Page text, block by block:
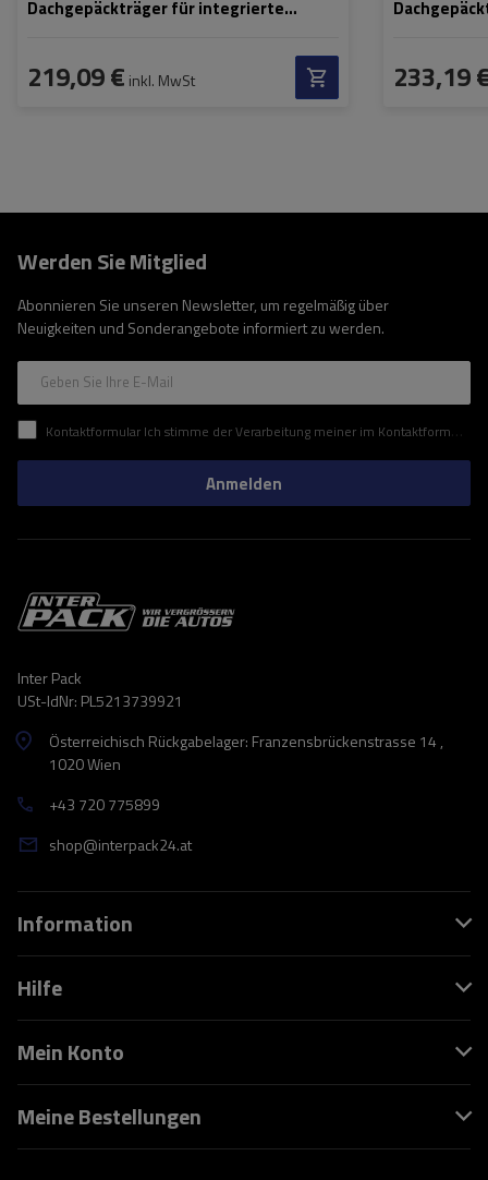
Dachgepäckträger für integrierte
219,09 € inkl. MwSt 233,19
Werden Sie Mitglied
Abonnieren Sie unseren Newsletter, um regelmäßig über
Neuigkeiten und Sonderangebote informiert zu werden.
Geben Sie Ihre E-Mail
Kontaktformular Ich stimme der Verarbeitung meiner im Kontaktformular enthaltenen personenbezogenen Daten gemäß der Verordnung (EU) des Europäischen Parlaments und des Rates zu.
Anmelden
Inter Pack
USt-IdNr: PL5213739921
Österreichisch Rückgabelager: Franzensbrückenstrasse 14 ,
1020 Wien
+43 720 775899
shop@interpack24.at
Information
Hilfe
Mein Konto
Meine Bestellungen